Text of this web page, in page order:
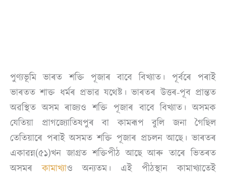
পুণ্যভূমি ভাৰত শক্তি পূজাৰ বাবে বিখ্যাত। পূৰ্বৰে পৰাই
ভাৰতত শাক্ত ধৰ্মৰ প্ৰভাৱ যথেষ্ট। ভাৰতৰ উত্তৰ-পূব প্ৰান্তত
অৱস্থিত অসম ৰাজ্যও শক্তি পূজাৰ বাবে বিখ্যাত। অসমক
যেতিয়া প্ৰাগজ্যোতিষপুৰ বা কামৰূপ বুলি জনা গৈছিল
তেতিয়াৰে পৰাই অসমত শক্তি পূজাৰ প্ৰচলন আছে। ভাৰতৰ
একাৱন্ন(৫১)খন জাগ্ৰত শক্তিপীঠ আছে আৰু তাৰে ভিতৰত
অসমৰকামাখ্যাও অন্যতম। এই পীঠস্থান কামাখ্যাতেই